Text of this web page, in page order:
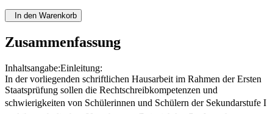
In den Warenkorb
Zusammenfassung
Inhaltsangabe:Einleitung:
In der vorliegenden schriftlichen Hausarbeit im Rahmen der Ersten
Staatsprüfung sollen die Rechtschreibkompetenzen und
schwierigkeiten von Schülerinnen und Schülern der Sekundarstufe I